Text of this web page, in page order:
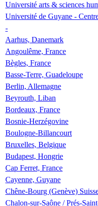
Université arts & sciences
Université de Guyane -
-
Aarhus, Danemark
Angoulême, France
Bègles, France
Basse-Terre, Guadeloupe
Berlin, Allemagne
Beyrouth, Liban
Bordeaux, France
Bosnie-Herzégovine
Boulogne-Billancourt
Bruxelles, Belgique
Budapest, Hongrie
Cap Ferret, France
Cayenne, Guyane
Chêne-Bourg (Genève)
Chalon-sur-Saône / Prés-